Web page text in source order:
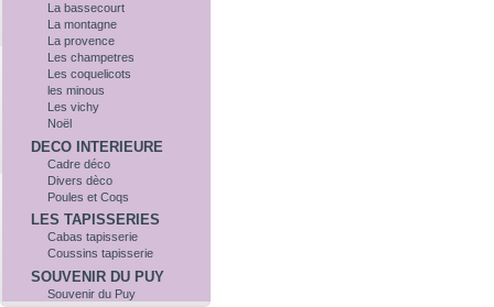
La bassecourt
La montagne
La provence
Les champetres
Les coquelicots
les minous
Les vichy
Noël
DECO INTERIEURE
Cadre déco
Divers dèco
Poules et Coqs
LES TAPISSERIES
Cabas tapisserie
Coussins tapisserie
SOUVENIR DU PUY
Souvenir du Puy